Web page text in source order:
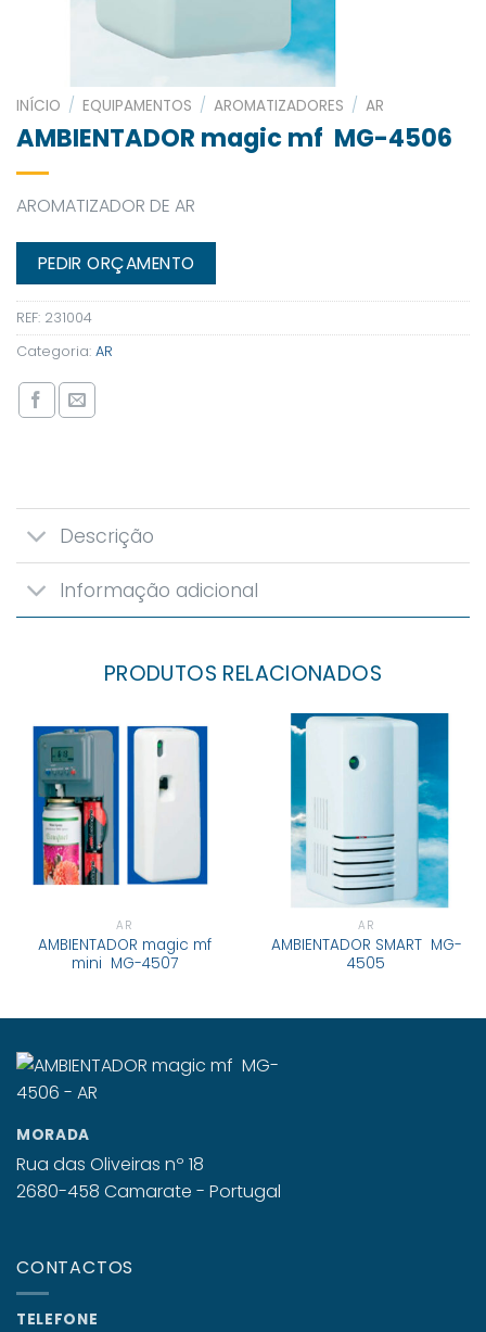
INÍCIO / EQUIPAMENTOS / AROMATIZADORES / AR
AMBIENTADOR magic mf MG-4506
AROMATIZADOR DE AR
PEDIR ORÇAMENTO
REF: 231004
Categoria: AR
Descrição
Informação adicional
PRODUTOS RELACIONADOS
AR
AMBIENTADOR magic mf
mini MG-4507
AR
AMBIENTADOR SMART MG-
4505
MORADA
Rua das Oliveiras nº 18
2680-458 Camarate - Portugal
CONTACTOS
TELEFONE